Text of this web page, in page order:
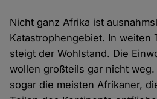
Nicht ganz Afrika ist
Katastrophengebiet. In weiten
steigt der Wohlstand. Die
wollen großteils gar nicht
sogar die meisten Afrikaner,